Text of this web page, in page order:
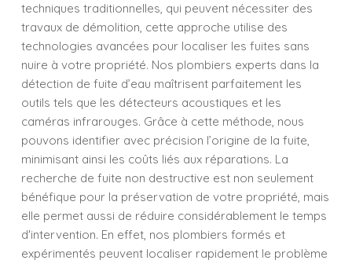
techniques traditionnelles, qui peuvent nécessiter des
travaux de démolition, cette approche utilise des
technologies avancées pour localiser les fuites sans
nuire à votre propriété. Nos plombiers experts dans la
détection de fuite d’eau maîtrisent parfaitement les
outils tels que les détecteurs acoustiques et les
caméras infrarouges. Grâce à cette méthode, nous
pouvons identifier avec précision l’origine de la fuite,
minimisant ainsi les coûts liés aux réparations. La
recherche de fuite non destructive est non seulement
bénéfique pour la préservation de votre propriété, mais
elle permet aussi de réduire considérablement le temps
d'intervention. En effet, nos plombiers formés et
expérimentés peuvent localiser rapidement le problème